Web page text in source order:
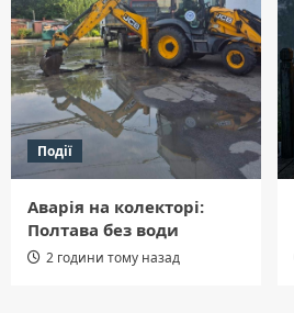
Події
Аварія на колекторі:
Полтава без води
2 години тому назад